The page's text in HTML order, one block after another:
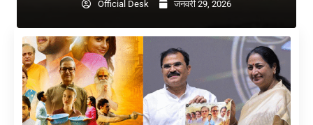
Official Desk जनवरी 29, 2026